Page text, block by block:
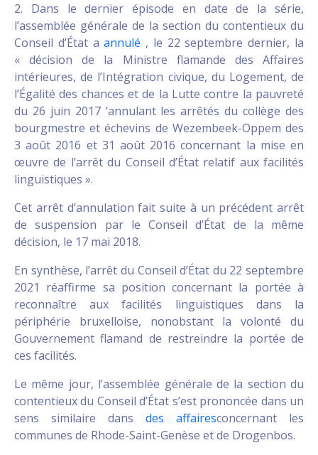
2. Dans le dernier épisode en date de la série,
l’assemblée générale de la section du contentieux du
Conseil d’État aannulé , le 22 septembre dernier, la
« décision de la Ministre flamande des Affaires
intérieures, de l’Intégration civique, du Logement, de
l’Égalité des chances et de la Lutte contre la pauvreté
du 26 juin 2017 ‘annulant les arrêtés du collège des
bourgmestre et échevins de Wezembeek-Oppem des
3 août 2016 et 31 août 2016 concernant la mise en
œuvre de l’arrêt du Conseil d’État relatif aux facilités
linguistiques ».
Cet arrêt d’annulation fait suite à un précédent arrêt
de suspension par le Conseil d’État de la même
décision, le 17 mai 2018.
En synthèse, l’arrêt du Conseil d’État du 22 septembre
2021 réaffirme sa position concernant la portée à
reconnaître aux facilités linguistiques dans la
périphérie bruxelloise, nonobstant la volonté du
Gouvernement flamand de restreindre la portée de
ces facilités.
Le même jour, l’assemblée générale de la section du
contentieux du Conseil d’État s’est prononcée dans un
sens similaire dans des affairesconcernant les
communes de Rhode-Saint-Genèse et de Drogenbos.